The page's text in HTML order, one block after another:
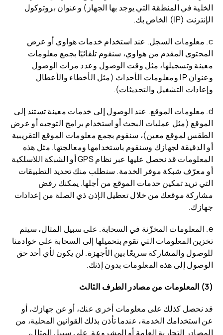
الخلية في المنطقة التي يوجد بها الجهاز) وعنوان بروتوكول
الإنترنت (IP) الخاص بك.
c. معلومات السجل. عند استخدام خدمات هواوي أو عرض
المحتوى المقدم من هواوي، سنقوم تلقائيًا بجمع معلومات
معينة وتسجيلها، مثل وقت الوصول وعدد مرات الوصول
وعنوان IP ومعلومات الأحداث (مثل الأخطاء والأعطال
وإعادات التشغيل والتحديثات).
d. معلومات الموقع. عند الوصول إلى خدمات معينة تستند إلى
الموقع (مثل عمليات البحث أو استخدام برامج التوجيه أو عرض
الطقس لموقع معين)، سنقوم بجمع معلومات الموقع التقريبية
أو الدقيقة لجهازك وسنقوم باستخدامها ومعالجتها. مثل هذه
المعلومات قد نحصل عليها عبر نظام GPS أو الشبكة اللاسلكية
أو معرّف شبكة موفر الخدمة. سنطلب منك تحديد التطبيقات
التي تريد تمكين خدمات الموقع من أجلها. يمكنك رفض
مشاركة موقعك من خلال تعطيل الإذن ذي الصلة من إعدادات
جهازك.
e. المعلومات المخزّنة في السحابة. على سبيل المثال، سيتم
تخزين المعلومات التي تقوم بتحميلها إلى السحابة على خوادمنا
للوصول والمشاركة سريعًا بين الأجهزة. لن يكون لأي أحد حق
الوصول إلى هذه المعلومات بدون إذنك.
(3) المعلومات من مصادر الطرف الثالث
قد نحصل كذلك على معلومات أخرى عنك، أو عن جهازك، أو
عن استخدامك الخدمة، عندما تأذن بذلك القوانين المحلية، من
المصادر التجارية العامة أو المشروعة. على سبيل المثال،